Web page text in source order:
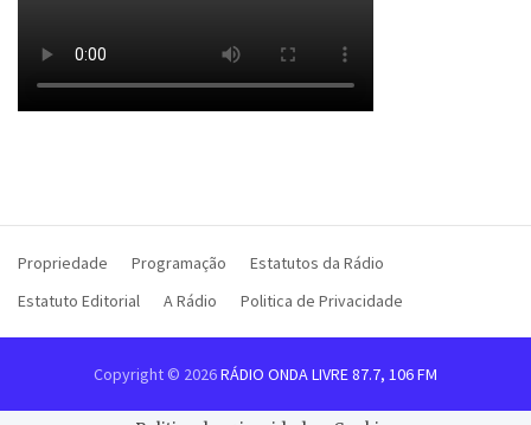
Propriedade Programação
Estatutos da Rádio
Estatuto Editorial
A Rádio Politica de Privacidade
Copyright © 2026RÁDIO ONDA LIVRE 87.7, 106 FM